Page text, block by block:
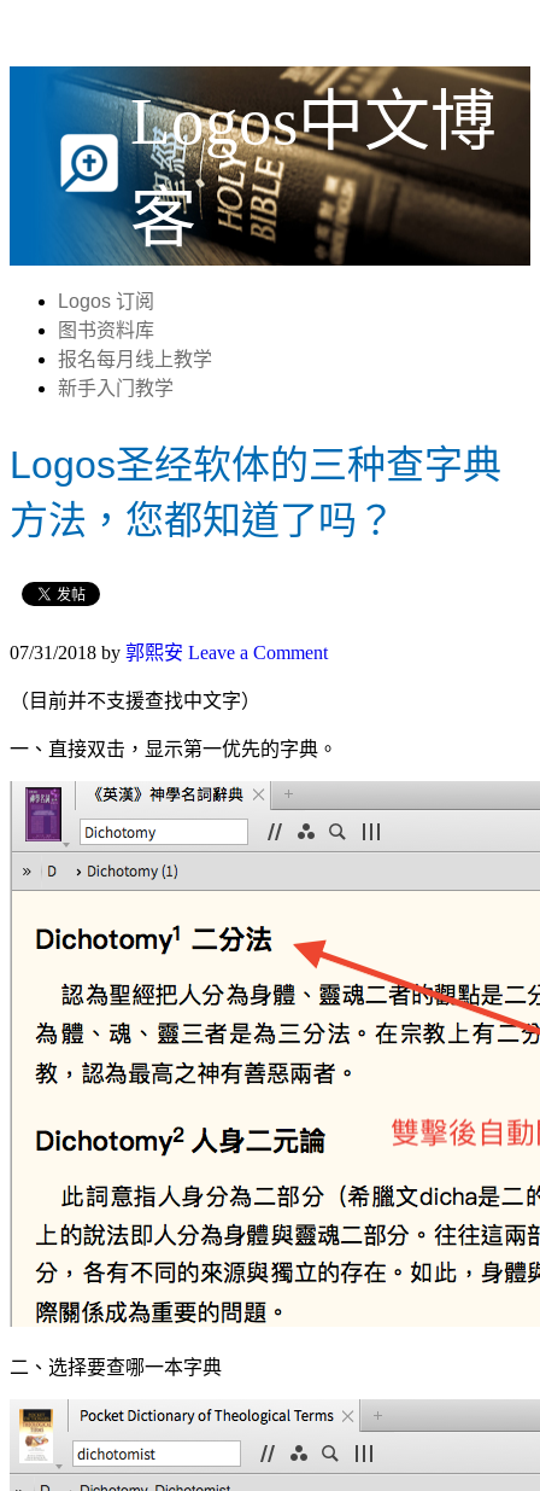
Logos中文博
客
Logos 订阅
图书资料库
报名每月线上教学
新手入门教学
Logos圣经软体的三种查字典
方法，您都知道了吗？
07/31/2018 by 郭熙安 Leave a Comment
（目前并不支援查找中文字）
一、直接双击，显示第一优先的字典。
二、选择要查哪一本字典